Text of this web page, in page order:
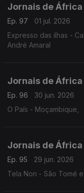
Jornais de África
Ep. 97
01 jul. 2026
Expresso das ilhas -
André Amaral
Jornais de África
Ep. 96
30 jun. 2026
O País - Moçambique,
Jornais de África
Ep. 95
29 jun. 2026
Tela Non - São Tomé